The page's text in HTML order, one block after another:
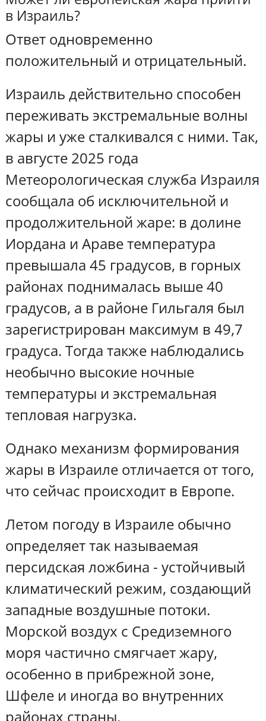
в Израиль?
Ответ одновременно
положительный и отрицательный.
Израиль действительно способен
переживать экстремальные волны
жары и уже сталкивался с ними. Так,
в августе 2025 года
Метеорологическая служба Израиля
сообщала об исключительной и
продолжительной жаре: в долине
Иордана и Араве температура
превышала 45 градусов, в горных
районах поднималась выше 40
градусов, а в районе Гильгаля был
зарегистрирован максимум в 49,7
градуса. Тогда также наблюдались
необычно высокие ночные
температуры и экстремальная
тепловая нагрузка.
Однако механизм формирования
жары в Израиле отличается от того,
что сейчас происходит в Европе.
Летом погоду в Израиле обычно
определяет так называемая
персидская ложбина - устойчивый
климатический режим, создающий
западные воздушные потоки.
Морской воздух с Средиземного
моря частично смягчает жару,
особенно в прибрежной зоне,
Шфеле и иногда во внутренних
районах страны.